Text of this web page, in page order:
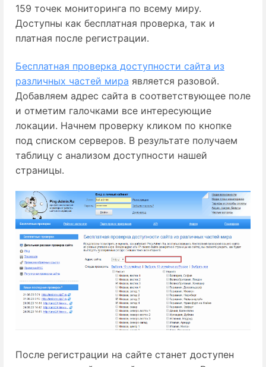
159 точек мониторинга по всему миру.
Доступны как бесплатная проверка, так и
платная после регистрации.
Бесплатная проверка доступности сайта из
различных частей мира является разовой.
Добавляем адрес сайта в соответствующее поле
и отметим галочками все интересующие
локации. Начнем проверку кликом по кнопке
под списком серверов. В результате получаем
таблицу с анализом доступности нашей
страницы.
После регистрации на сайте станет доступен